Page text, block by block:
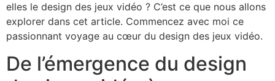
elles le design des jeux vidéo ? C’est ce que nous allons
explorer dans cet article. Commencez avec moi ce
passionnant voyage au cœur du design des jeux vidéo.
De l’émergence du design